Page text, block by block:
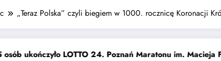
„Teraz Polska” czyli biegiem w 1000. rocznicę Koronacji
LOTTO 24. Poznań Maratonu im. Macieja